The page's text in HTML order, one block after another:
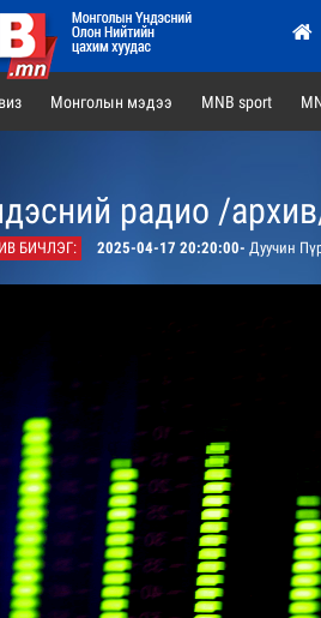
Монголын мэдээ MNB sport
радио /
БИЧЛЭГ: 2025-04-17 20:20:00- Дуучин